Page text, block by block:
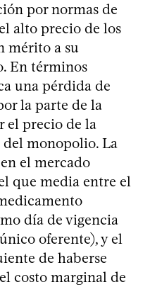
por normas de
alto precio de los
mérito a su
En términos
una pérdida de
la parte de la
el precio de la
monopolio. La
el mercado
que media entre el
día de vigencia
oferente), y el
de haberse
costo marginal de